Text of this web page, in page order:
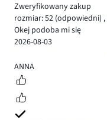
Zweryfikowany zakup
rozmiar: 52 (odpowiedni) ,
Okej podoba mi się
2026-08-03
5
ANNA